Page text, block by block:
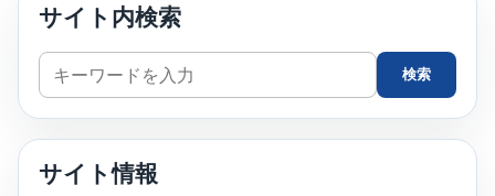
サイト内検索
サ
イ
ト
検
検索
サイト情報